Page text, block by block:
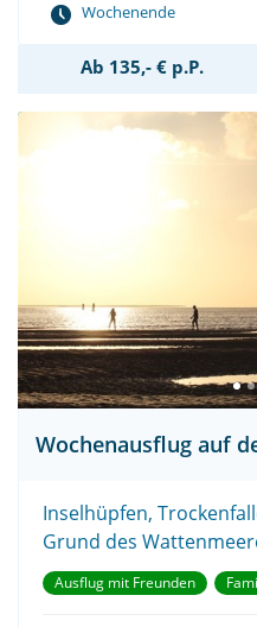
Wochenende
Ab 135,- € p.P.
Wochenausflug auf
Inselhüpfen,
Grund des
Ausflug mit Freunden